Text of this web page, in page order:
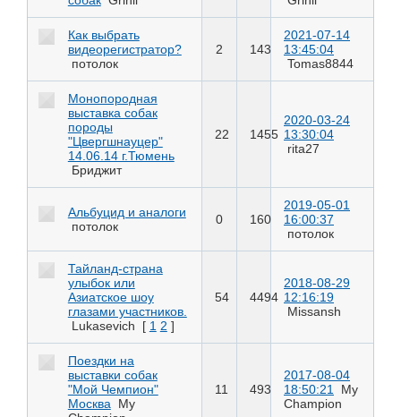
Как выбрать
видеорегистратор?
потолок
2 143
2021-07-14
13:45:04
Tomas8844
Монопородная
выставка собак
породы
"Цвергшнауцер"
14.06.14 г.Тюмень
Бриджит
22 1455
2020-03-24
13:30:04
rita27
Альбуцид и аналоги
потолок
0 160
2019-05-01
16:00:37
потолок
Тайланд-страна
улыбок или
Азиатское шоу
глазами участников.
Lukasevich
[ 1 2 ]
54 4494
2018-08-29
12:16:19
Missansh
Поездки на
выставки собак
"Мой Чемпион"
Москва
My
11 493
2017-08-04
18:50:21
My
Champion